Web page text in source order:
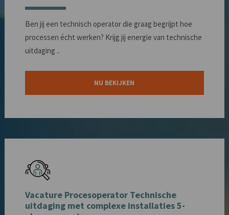
Ben jij een technisch operator die graag begrijpt hoe
processen écht werken? Krijg jij energie van technische
uitdaging ..
NU BEKIJKEN
Vacature Procesoperator Technische
uitdaging met complexe installaties 5-